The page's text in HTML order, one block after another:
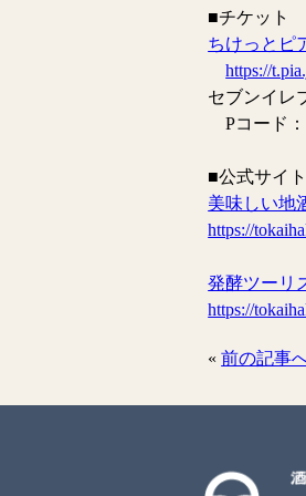
■チケット
ちけっとピ
https://
セブンイレ
Pコード：
■公式サイト
美味しい地
https://
発酵ツーリ
https://
«前の記事